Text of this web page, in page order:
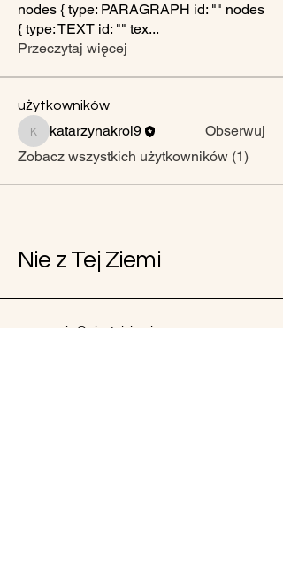
nodes { type: PARAGRAPH id: "" nodes
{ type: TEXT id: "" tex...
Przeczytaj więcej
użytkowników
katarzynakrol9
katarzynakrol9
Obserwuj
Zobacz wszystkich użytkowników (1)
Nie z Tej Ziemi
pracownia@nieztejziemi.org